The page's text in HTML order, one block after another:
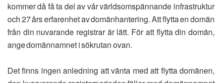
kommer då få ta del av vår världsomspännande infrastruktur
och 27 års erfarenhet av domänhantering. Att flytta en domän
från din nuvarande registrar är lätt. För att flytta din domän,
ange domännamnet i sökrutan ovan.
Det finns ingen anledning att vänta med att flytta domänen,